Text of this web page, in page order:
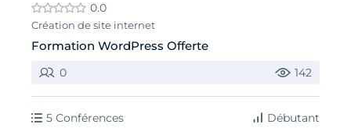
0.0
Création de site internet
Formation WordPress Offerte
0 142
5 Conférences Débutant